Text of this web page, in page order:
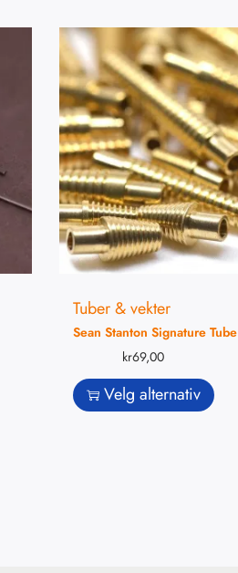
Tuber & vekter
Sean Stanton Signature Tube
kr69,00
Velg alternativ